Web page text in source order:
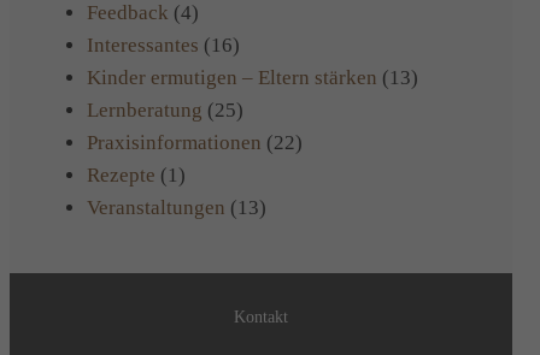
Feedback (4)
Interessantes (16)
Kinder ermutigen – Eltern stärken (13)
Lernberatung (25)
Praxisinformationen (22)
Rezepte (1)
Veranstaltungen (13)
Kontakt